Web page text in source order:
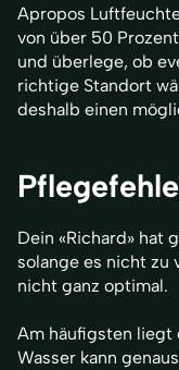
Apropos
von über 50
und überlege, ob
richtige Standort
deshalb einen
Dein «Richard» hat
solange es nicht zu
nicht ganz optimal.
Am häufigsten liegt
Wasser kann